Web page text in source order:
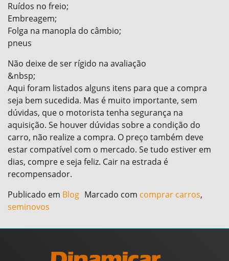
Ruídos no freio;
Embreagem;
Folga na manopla do câmbio;
pneus
Não deixe de ser rígido na avaliação
&nbsp;
Aqui foram listados alguns itens para que a compra
seja bem sucedida. Mas é muito importante, sem
dúvidas, que o motorista tenha segurança na
aquisição. Se houver dúvidas sobre a condição do
carro, não realize a compra. O preço também deve
estar compatível com o mercado. Se tudo estiver em
dias, compre e seja feliz. Cair na estrada é
recompensador.
Publicado em Blog Marcado com comprar carros,
seminovos